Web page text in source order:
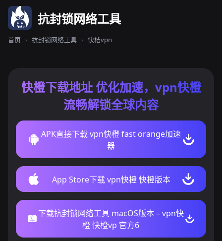
抗封锁网络工具
首页 › 抗封锁网络工具 › 快桔vpn
快橙下载地址 优化加速，vpn快橙
流畅解锁全球内容
APK直接下载 vpn快橙 fast orange加速
器
App Store下载 vpn快橙 快橙版本
下载抗封锁网络工具 macOS版本 – vpn快
橙 快橙vp 官方6